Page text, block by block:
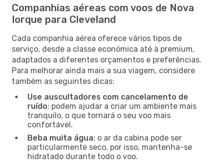
Companhias aéreas com voos de Nova
Iorque para Cleveland
Cada companhia aérea oferece vários tipos de
serviço, desde a classe económica até à premium,
adaptados a diferentes orçamentos e preferências.
Para melhorar ainda mais a sua viagem, considere
também as seguintes dicas:
Use auscultadores com cancelamento de
ruído: podem ajudar a criar um ambiente mais
tranquilo, o que tornará o seu voo mais
confortável.
Beba muita água: o ar da cabina pode ser
particularmente seco, por isso, mantenha-se
hidratado durante todo o voo.